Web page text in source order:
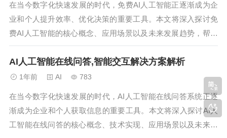
在当今数字化快速发展的时代，免费AI人工智能正逐渐成为企
业和个人提升效率、优化决策的重要工具。本文将深入探讨免
费AI人工智能的核心概念、应用场景以及未来发展趋势，帮助
读者全面了解这一技术带来的变革。...
AI人工智能在线问答,智能交互解决方案解析
1年前 AI 783
在当今数字化快速发展的时代，AI人工智能在线问答系统正逐
渐成为企业和个人获取信息的重要工具。本文将深入探讨AI人
工智能在线问答的核心概念、技术实现、应用场景以及未来发